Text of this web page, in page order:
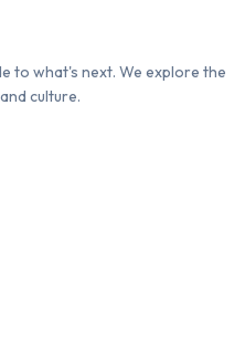
to what's next. We explore the
culture.